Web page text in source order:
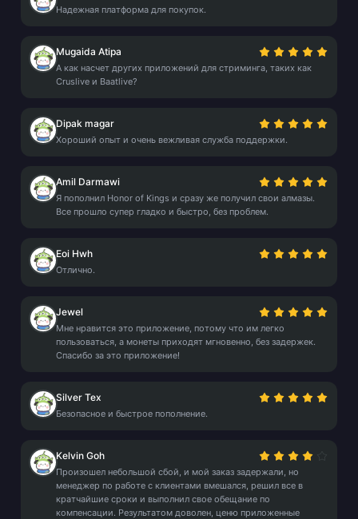
Надежная платформа для покупок.
Mugaida Atipa
А как насчет других приложений для стриминга, таких как
Cruslive и Baatlive?
Dipak magar
Хороший опыт и очень вежливая служба поддержки.
Amil Darmawi
Я пополнил Honor of Kings и сразу же получил свои алмазы.
Все прошло супер гладко и быстро, без проблем.
Eoi Hwh
Отлично.
Jewel
Мне нравится это приложение, потому что им легко
пользоваться, а монеты приходят мгновенно, без задержек.
Спасибо за это приложение!
Silver Tex
Безопасное и быстрое пополнение.
Kelvin Goh
Произошел небольшой сбой, и мой заказ задержали, но
менеджер по работе с клиентами вмешался, решил все в
кратчайшие сроки и выполнил свое обещание по
компенсации. Результатом доволен, ценю приложенные